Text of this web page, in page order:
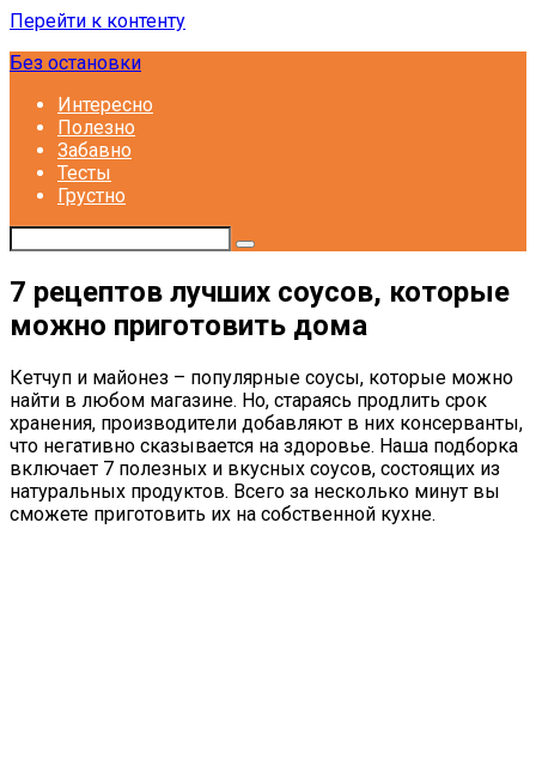
Перейти к контенту
Без остановки
Интересно
Полезно
Забавно
Тесты
Грустно
7 рецептов лучших соусов, которые
можно приготовить дома
Кетчуп и майонез – популярные соусы, которые можно
найти в любом магазине. Но, стараясь продлить срок
хранения, производители добавляют в них консерванты,
что негативно сказывается на здоровье. Наша подборка
включает 7 полезных и вкусных соусов, состоящих из
натуральных продуктов. Всего за несколько минут вы
сможете приготовить их на собственной кухне.